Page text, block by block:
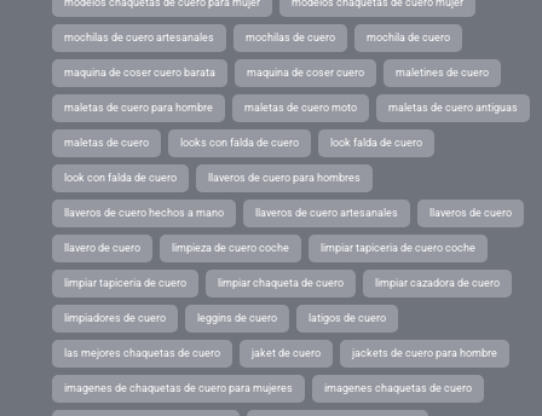
modelos chaquetas de cuero para mujer modelos chaquetas de cuero mujer
mochilas de cuero artesanales mochilas de cuero mochila de cuero
maquina de coser cuero barata maquina de coser cuero maletines de cuero
maletas de cuero para hombre maletas de cuero moto maletas de cuero antiguas
maletas de cuero looks con falda de cuero look falda de cuero
look con falda de cuero llaveros de cuero para hombres
llaveros de cuero hechos a mano llaveros de cuero artesanales llaveros de cuero
llavero de cuero limpieza de cuero coche limpiar tapiceria de cuero coche
limpiar tapiceria de cuero limpiar chaqueta de cuero limpiar cazadora de cuero
limpiadores de cuero leggins de cuero latigos de cuero
las mejores chaquetas de cuero jaket de cuero jackets de cuero para hombre
imagenes de chaquetas de cuero para mujeres imagenes chaquetas de cuero